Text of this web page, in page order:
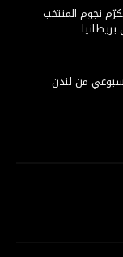
نجوم المنتخب